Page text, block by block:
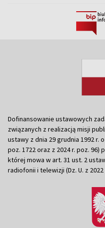
Dofinansowanie ustawowych
związanych z realizacją misji
ustawy z dnia 29 grudnia 1992 r.
poz. 1722 oraz z 2024 r. poz.
której mowa w art. 31 ust. 2
radiofonii i telewizji (Dz. U. z